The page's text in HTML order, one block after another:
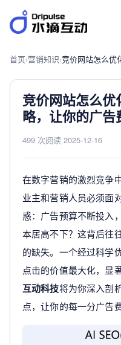
首页›营销知识›
竞价网站怎么
略，让你的广告
499 次阅读 2025-12-16
在数字营销的激烈竞争中
业主和营销人员必须面
惑：广告预算不断投入
本居高不下？这背后往
的缺失。一个经过科学
点击的价值最大化，显
互动科技将为你深入剖
点，让你的每一分广告